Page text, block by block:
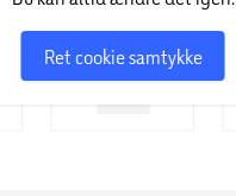
Ret cookie samtykke